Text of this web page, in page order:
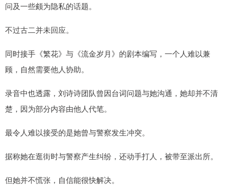
问及一些颇为隐私的话题。
不过古二并未回应。
同时接手《繁花》与《流金岁月》的剧本编写，一个人难以兼
顾，自然需要他人协助。
录音中也透露，刘诗诗团队曾因台词问题与她沟通，她却并不清
楚，因为部分内容由他人代笔。
最令人难以接受的是她曾与警察发生冲突。
据称她在逛街时与警察产生纠纷，还动手打人，被带至派出所。
但她并不慌张，自信能很快解决。